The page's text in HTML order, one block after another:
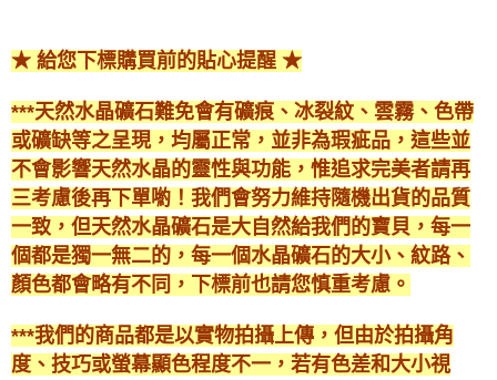
★ 給您下標購買前的貼心提醒 ★
***天然水晶礦石難免會有礦痕、冰裂紋、雲霧、色帶
或礦缺等之呈現，均屬正常，並非為瑕疵品，這些並
不會影響天然水晶的靈性與功能，惟追求完美者請再
三考慮後再下單喲！我們會努力維持隨機出貨的品質
一致，但天然水晶礦石是大自然給我們的寶貝，每一
個都是獨一無二的，每一個水晶礦石的大小、紋路、
顏色都會略有不同，下標前也請您慎重考慮。
***我們的商品都是以實物拍攝上傳，但由於拍攝角
度、技巧或螢幕顯色程度不一，若有色差和大小視